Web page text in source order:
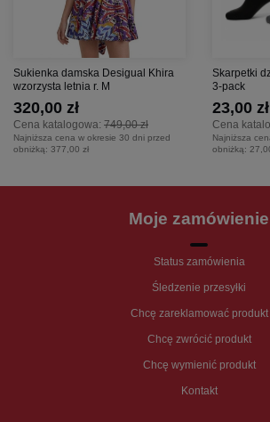
Sukienka damska Desigual Khira
wzorzysta letnia r. M
Cena katalogowa: 749,00 zł
320,00 zł
Najniższa cena w okresie 30 dni przed
obniżką: 377,00 zł
Skarpetki
3-pack
Cena
23,00 zł
Najniższa
obniżką:
Moje zamówienie
Status zamówienia
Śledzenie przesyłki
Chcę zareklamować produkt
Chcę zwrócić produkt
Chcę wymienić produkt
Kontakt